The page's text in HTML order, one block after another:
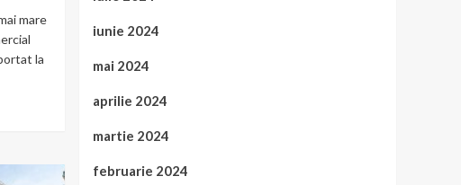
mare
la
iunie 2024
mai 2024
aprilie 2024
martie 2024
februarie 2024